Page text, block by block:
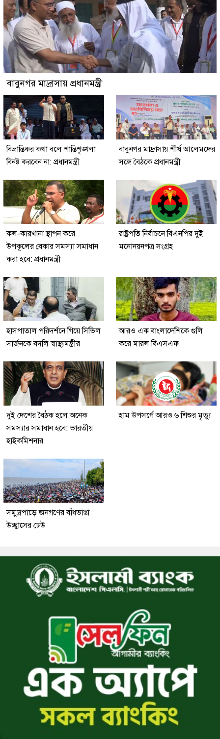
বাবুনগর মাদ্রাসায় প্রধানমন্ত্রী
বিভ্রান্তিকর কথা বলে শান্তিশৃঙ্খলা
বিনষ্ট করবেন না: প্রধানমন্ত্রী
বাবুনগর মাদ্রাসায় শীর্ষ আলেমদের
সঙ্গে বৈঠকে প্রধানমন্ত্রী
কল-কারখানা স্থাপন করে
উপকূলের বেকার সমস্যা সমাধান
করা হবে: প্রধানমন্ত্রী
রাষ্ট্রপতি নির্বাচনে বিএনপির দুই
মনোনয়নপত্র সংগ্রহ
হাসপাতাল পরিদর্শনে গিয়ে সিভিল
সার্জনকে বদলি স্বাস্থ্যমন্ত্রীর
আরও এক বাংলাদেশিকে গুলি
করে মারল বিএসএফ
দুই দেশের বৈঠক হলে অনেক
সমস্যার সমাধান হবে: ভারতীয়
হাইকমিশনার
হাম উপসর্গে আরও ৬ শিশুর মৃত্যু
সমুদ্রপাড়ে জনগণের বাঁধভাঙা
উচ্ছ্বাসের ঢেউ